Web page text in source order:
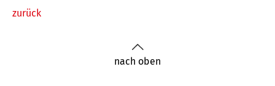
zurück
nach oben